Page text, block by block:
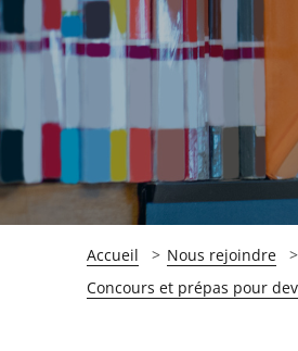
Accueil Nous rejoindre
Concours et prépas pour